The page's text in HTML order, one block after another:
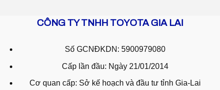
CÔNG TY TNHH TOYOTA GIA LAI
Số GCNĐKDN: 5900979080
Cấp lần đầu: Ngày 21/01/2014
Cơ quan cấp: Sở kế hoạch và đầu tư tỉnh Gia-Lai